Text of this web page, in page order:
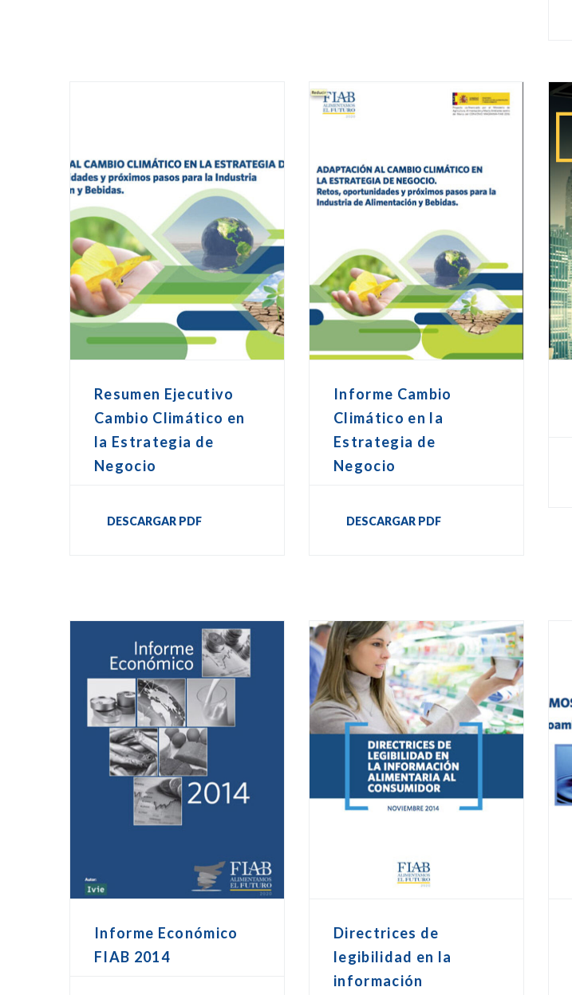
Resumen Ejecutivo
Cambio Climático en
la Estrategia de
Negocio
DESCARGAR PDF
Informe Cambio
Climático en la
Estrategia de
Negocio
DESCARGAR PDF
Informe Económico
FIAB 2014
Directrices de
legibilidad en la
información